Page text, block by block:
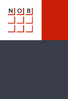
NOB
Voor een